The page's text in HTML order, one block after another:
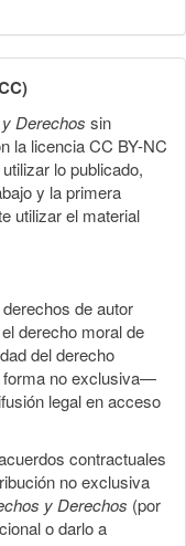
Derechos sin
la licencia CC BY-NC
lo publicado,
y la primera
utilizar el material
de autor
derecho moral de
del derecho
forma no exclusiva—
legal en acceso
contractuales
no exclusiva
y Derechos (por
o darlo a